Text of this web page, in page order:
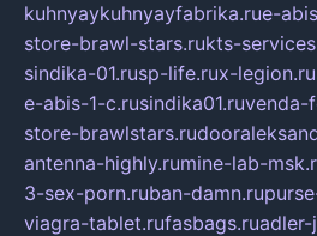
kuhnyaykuhnyayfabrika.rue-
store-brawl-stars.rukts-
sindika-01.rusp-life.rux-legion.ru
e-abis-1-c.rusindika01.ruvenda-
store-brawlstars.ru
antenna-highly.rumine-lab-
3-sex-porn.ruban-damn.ru
viagra-tablet.rufasbags.ruadler-